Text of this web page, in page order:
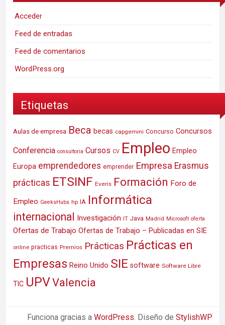
Acceder
Feed de entradas
Feed de comentarios
WordPress.org
Etiquetas
Aulas de empresa Beca becas capgemini Concurso Concursos
Conferencia consultoria Cursos CV Empleo Empleo
Europa emprendedores emprender Empresa Erasmus
prácticas ETSINF Everis Formación Foro de
Empleo GeeksHubs hp IA Informática
internacional Investigación IT Java Madrid Microsoft oferta
Ofertas de Trabajo Ofertas de Trabajo – Publicadas en SIE
online practicas Premios Prácticas Prácticas en
Empresas Reino Unido SIE software Software Libre
TIC UPVValencia
Funciona gracias a WordPress . Diseño de StylishWP